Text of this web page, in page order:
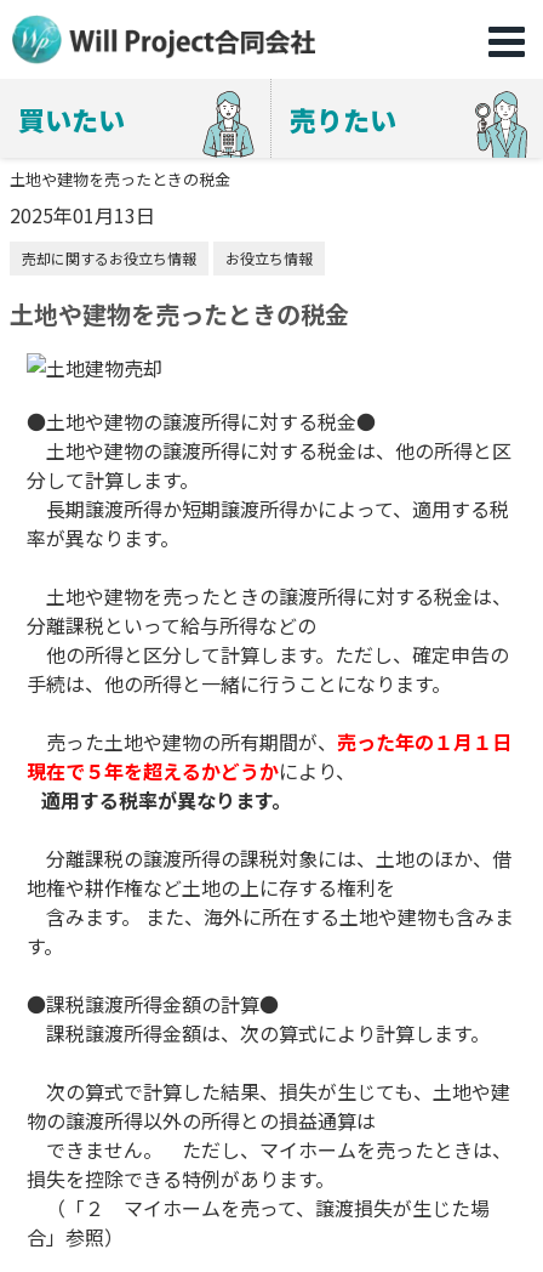
買いたい 売りたい
土地や建物を売ったときの税金
2025年01月13日
売却に関するお役立ち情報 お役立ち情報
土地や建物を売ったときの税金
●土地や建物の譲渡所得に対する税金●
土地や建物の譲渡所得に対する税金は、他の所得と区
分して計算します。
長期譲渡所得か短期譲渡所得かによって、適用する税
率が異なります。
土地や建物を売ったときの譲渡所得に対する税金は、
分離課税といって給与所得などの
他の所得と区分して計算します。ただし、確定申告の
手続は、他の所得と一緒に行うことになります。
売った土地や建物の所有期間が、売った年の１月１日
現在で５年を超えるかどうかにより、
適用する税率が異なります。
分離課税の譲渡所得の課税対象には、土地のほか、借
地権や耕作権など土地の上に存する権利を
含みます。 また、海外に所在する土地や建物も含みま
す。
●課税譲渡所得金額の計算●
課税譲渡所得金額は、次の算式により計算します。
次の算式で計算した結果、損失が生じても、土地や建
物の譲渡所得以外の所得との損益通算は
できません。 ただし、マイホームを売ったときは、
損失を控除できる特例があります。
（「２ マイホームを売って、譲渡損失が生じた場
合」参照）